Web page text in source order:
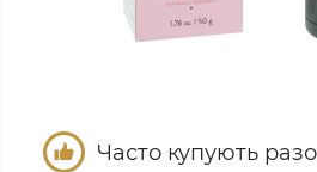
Часто купують